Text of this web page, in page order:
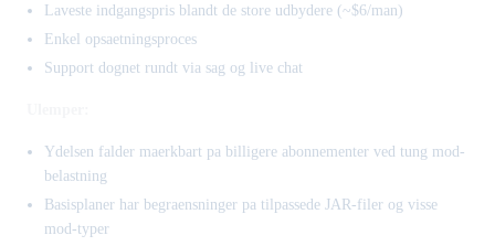
Laveste indgangspris blandt de store udbydere (~$6/man)
Enkel opsaetningsproces
Support dognet rundt via sag og live chat
Ydelsen falder maerkbart pa billigere abonnementer ved tung mod-
belastning
Basisplaner har begraensninger pa tilpassede JAR-filer og visse
mod-typer